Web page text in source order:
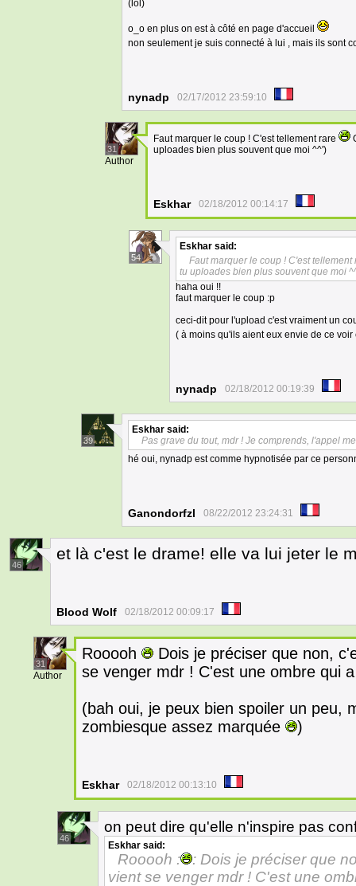
(lol)
o_o en plus on est à côté en page d'accueil
non seulement je suis connecté à lui , mais ils sont
nynadp 02/17/2012 23:59:10
31
Author
Faut marquer le coup ! C'est tellement rare
uploades bien plus souvent que moi ^^')
Eskhar 02/18/2012 00:14:17
54
Eskhar said:
Faut marquer le coup ! C'est tellement
tu uploades bien plus souvent que moi
haha oui !!
faut marquer le coup :p
ceci-dit pour l'upload c'est vraiment un
( à moins qu'ils aient eux envie de ce
nynadp 02/18/2012 00:19:39
39
Eskhar said:
Pas grave du tout, mdr ! Je comprends, l'appel
hé oui, nynadp est comme hypnotisée par ce
Ganondorfzl 08/22/2012 23:24:31
46
et là c'est le drame! elle va lui jeter le
Blood Wolf 02/18/2012 00:09:17
31
Author
Rooooh
Dois je préciser que non,
se venger mdr ! C'est une ombre qui
(bah oui, je peux bien spoiler un peu,
zombiesque assez marquée
)
Eskhar 02/18/2012 00:13:10
46
on peut dire qu'elle n'inspire pas
Eskhar said:
Rooooh :
: Dois je préciser que
vient se venger mdr ! C'est une